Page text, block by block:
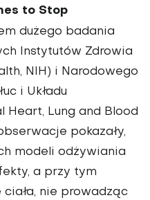
to Stop
dużego badania
Instytutów Zdrowia
NIH) i Narodowego
i Układu
Heart, Lung and Blood
pokazały,
modeli odżywiania
a przy tym
ciała, nie prowadząc